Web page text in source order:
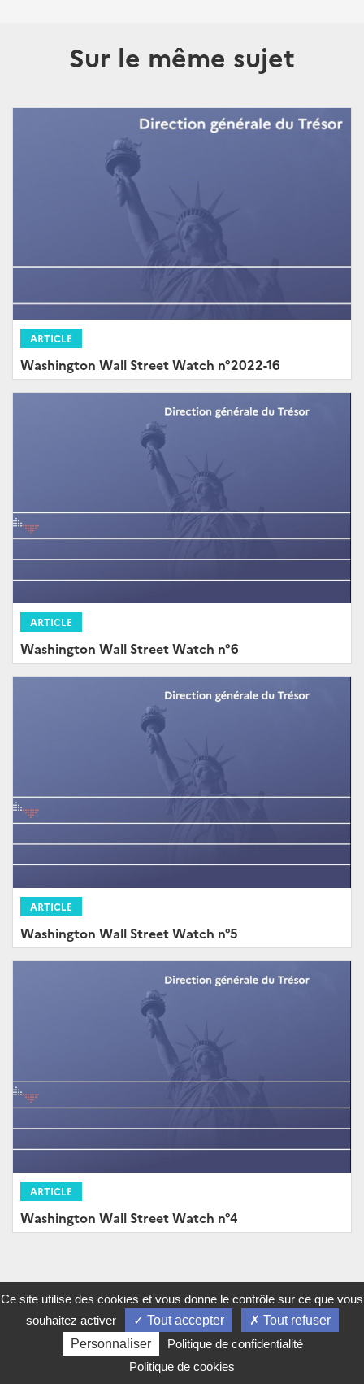
Sur le même sujet
ARTICLE
Washington Wall Street Watch n°2022-16
ARTICLE
Washington Wall Street Watch n°6
ARTICLE
Washington Wall Street Watch n°5
ARTICLE
Washington Wall Street Watch n°4
Abonnez-vous à notre lettre d'information
Suivez la DG Trésor sur :
Twitter
LinkedIn
Ce site utilise des cookies et vous donne le contrôle sur ce que vous
souhaitez activer
Tout accepter
Tout refuser
Personnaliser
Politique de confidentialité
Politique de cookies